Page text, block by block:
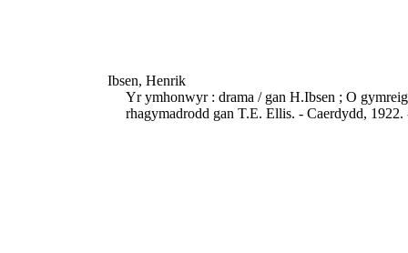
Ibsen, Henrik
Yr ymhonwyr : drama / gan H.Ibsen ; O
rhagymadrodd gan T.E. Ellis. - Caerdydd, 1922.